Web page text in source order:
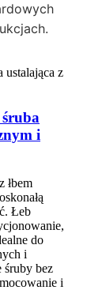
i
łbem
Łeb
do
i
śruby bez
i